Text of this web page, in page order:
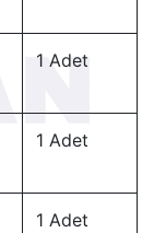
1 Adet
1 Adet
1 Adet